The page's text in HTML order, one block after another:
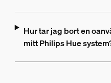
Hur tar jag bort en
mitt Philips Hue